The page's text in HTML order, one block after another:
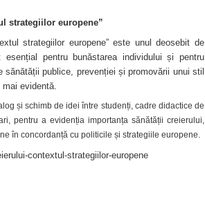
strategiilor europene”
strategiilor europene” este unul deosebit de
pentru bunăstarea individului și pentru
publice, prevenției și promovării unui stil
evidentă.
și schimb de idei între studenți, cadre didactice de
pentru a evidenția importanța sănătății creierului,
în concordanță cu politicile și strategiile europene.
contextul-strategiilor-europene